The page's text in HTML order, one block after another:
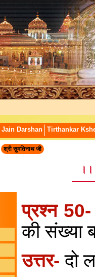
Jain Darshan Tirthankar
श्री सुमतिनाथ जी
प्रश्न
की संख्या
उत्तर- दो